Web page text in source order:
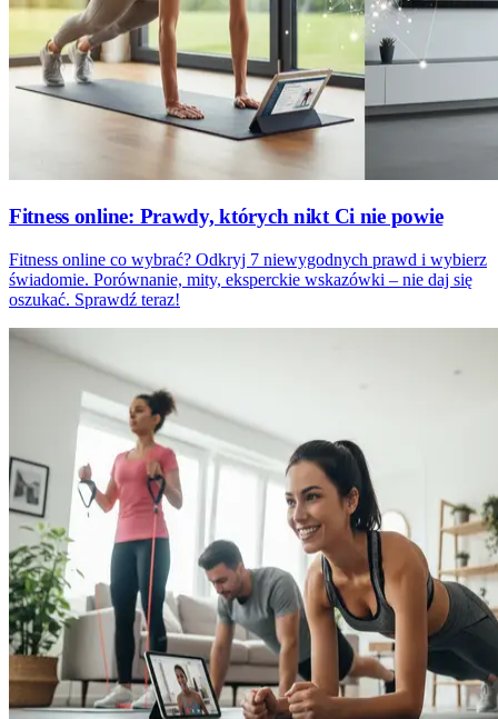
Fitness online: Prawdy, których nikt Ci nie powie
Fitness online co wybrać? Odkryj 7 niewygodnych prawd i wybierz
świadomie. Porównanie, mity, eksperckie wskazówki – nie daj się
oszukać. Sprawdź teraz!